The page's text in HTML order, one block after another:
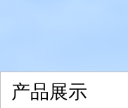
产品展示